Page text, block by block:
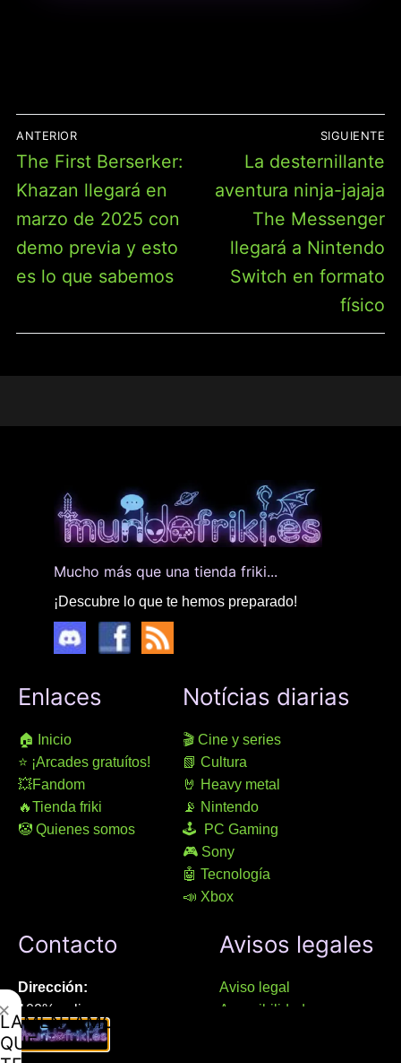
DE
ENTRADAS
ANTERIOR
Entrada
anterior:
The First Berserker:
Khazan llegará en
marzo de 2025 con
demo previa y esto
es lo que sabemos
SIGUIENTE
Entrada
siguiente:
La desternillante
aventura ninja-jajaja
The Messenger
llegará a Nintendo
Switch en formato
físico
Mucho más que una tienda friki...
¡Descubre lo que te hemos preparado!
Enlaces
🏠 Inicio
⭐ ¡Arcades gratuítos!
💥Fandom
🔥Tienda friki
🤡 Quienes somos
Notícias diarias
🎬 Cine y series
📗 Cultura
🤘 Heavy metal
📡 Nintendo
🕹 PC Gaming
🎮 Sony
🤖 Tecnología
📣 Xbox
Contacto
Dirección:
100% online
Manresa (08241), Barcelona
Avisos legales
Aviso legal
Accesibilidad
LAMENTAMOS
QUE